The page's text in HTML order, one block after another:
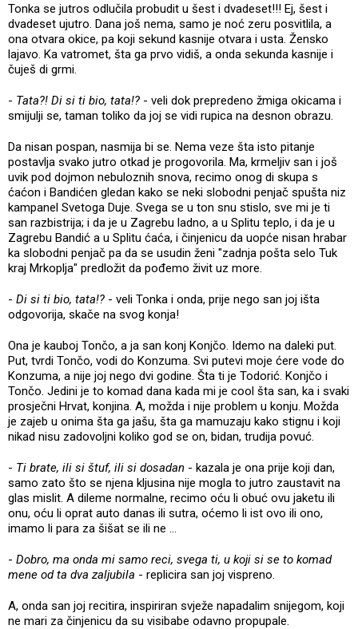
Tonka se jutros odlučila probudit u šest i dvadeset!!! Ej, šest i
dvadeset ujutro. Dana još nema, samo je noć zeru posvitlila, a
ona otvara okice, pa koji sekund kasnije otvara i usta. Žensko
lajavo. Ka vatromet, šta ga prvo vidiš, a onda sekunda kasnije i
čuješ di grmi.
- Tata?! Di si ti bio, tata!? - veli dok prepredeno žmiga okicama i
smijulji se, taman toliko da joj se vidi rupica na desnon obrazu.
Da nisan pospan, nasmija bi se. Nema veze šta isto pitanje
postavlja svako jutro otkad je progovorila. Ma, krmeljiv san i još
uvik pod dojmon nebuloznih snova, recimo onog di skupa s
ćaćon i Bandićen gledan kako se neki slobodni penjač spušta niz
kampanel Svetoga Duje. Svega se u ton snu stislo, sve mi je ti
san razbistrija; i da je u Zagrebu ladno, a u Splitu teplo, i da je u
Zagrebu Bandić a u Splitu ćaća, i činjenicu da uopće nisan hrabar
ka slobodni penjač pa da se usudin ženi "zadnja pošta selo Tuk
kraj Mrkoplja" predložit da pođemo živit uz more.
- Di si ti bio, tata!? - veli Tonka i onda, prije nego san joj išta
odgovorija, skače na svog konja!
Ona je kauboj Tončo, a ja san konj Konjčo. Idemo na daleki put.
Put, tvrdi Tončo, vodi do Konzuma. Svi putevi moje ćere vode do
Konzuma, a nije joj nego dvi godine. Šta ti je Todorić. Konjčo i
Tončo. Jedini je to komad dana kada mi je cool šta san, ka i svaki
prosječni Hrvat, konjina. A, možda i nije problem u konju. Možda
je zajeb u onima šta ga jašu, šta ga mamuzaju kako stignu i koji
nikad nisu zadovoljni koliko god se on, bidan, trudija povuć.
- Ti brate, ili si štuf, ili si dosadan - kazala je ona prije koji dan,
samo zato što se njena kljusina nije mogla to jutro zaustavit na
glas mislit. A dileme normalne, recimo oću li obuć ovu jaketu ili
onu, oću li oprat auto danas ili sutra, oćemo li ist ovo ili ono,
imamo li para za šišat se ili ne …
- Dobro, ma onda mi samo reci, svega ti, u koji si se to komad
mene od ta dva zaljubila - replicira san joj vispreno.
A, onda san joj recitira, inspiriran svježe napadalim snijegom, koji
ne mari za činjenicu da su visibabe odavno propupale.